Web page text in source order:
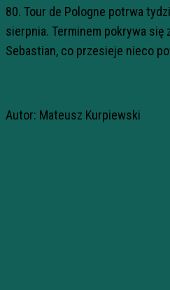
80. Tour de Pologne potrwa
sierpnia. Terminem pokrywa się
Sebastian, co przesieje nieco
Autor: Mateusz Kurpiewski